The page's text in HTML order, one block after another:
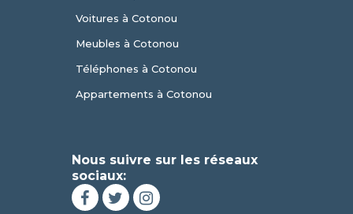
Voitures à Cotonou
Meubles à Cotonou
Téléphones à Cotonou
Appartements à Cotonou
Nous suivre sur les réseaux
sociaux: